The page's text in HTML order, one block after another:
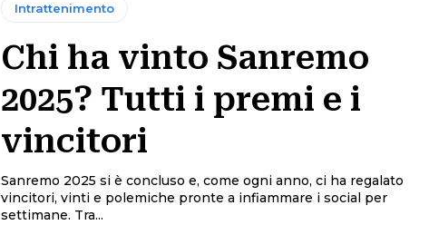
Intrattenimento
Chi ha vinto Sanremo
2025? Tutti i premi e i
vincitori
Sanremo 2025 si è concluso e, come ogni anno, ci ha regalato
vincitori, vinti e polemiche pronte a infiammare i social per
settimane. Tra...